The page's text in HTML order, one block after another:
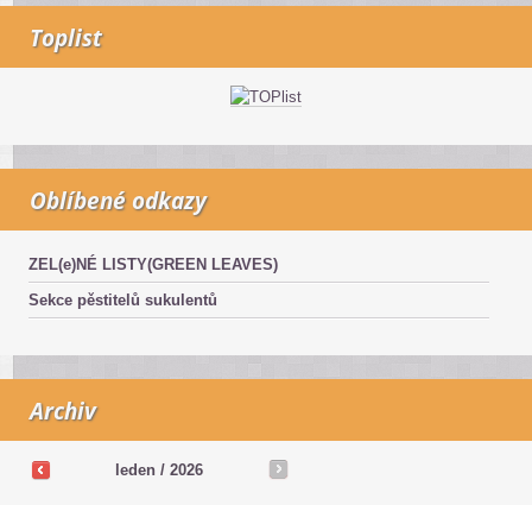
Toplist
Oblíbené odkazy
ZEL(e)NÉ LISTY(GREEN LEAVES)
Sekce pěstitelů sukulentů
Archiv
leden / 2026